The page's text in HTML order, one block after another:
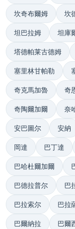
坎奇布爾姆 坎
坦巴拉姆 坦庫
塔德帕莱古德姆
塞里林甘帕勒
奇克馬加魯 奇
奇陶爾加爾 奈
安巴圖尔 安納
岡達 巴丁達
巴哈杜爾加爾
巴德拉普尔 巴
巴拉索尔 巴拉
巴爾納拉 巴爾